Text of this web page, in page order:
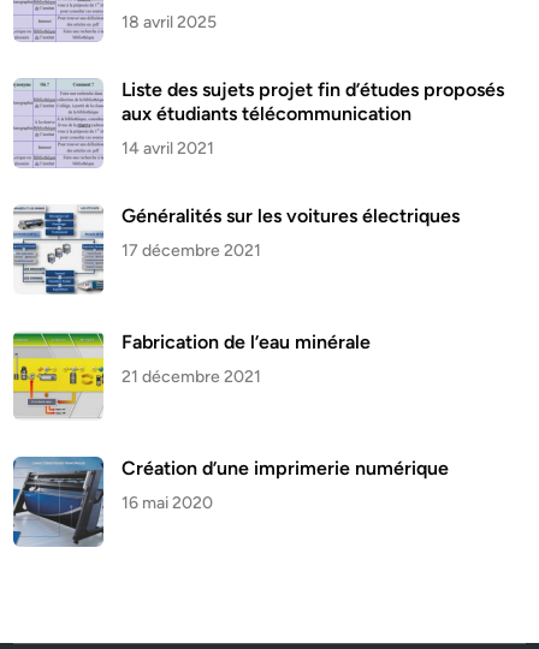
18 avril 2025
Liste des sujets projet fin d’études proposés
aux étudiants télécommunication
14 avril 2021
Généralités sur les voitures électriques
17 décembre 2021
Fabrication de l’eau minérale
21 décembre 2021
Création d’une imprimerie numérique
16 mai 2020